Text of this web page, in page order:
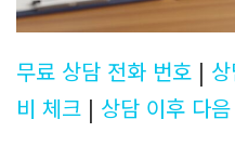
무료 상담 전화 번호 |
비 체크 | 상담 이후 다